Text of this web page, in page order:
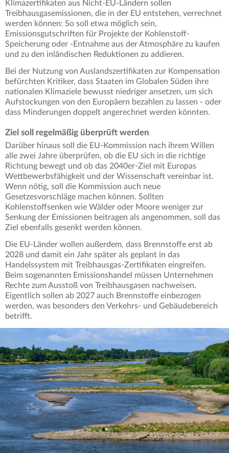
Klimazertifikaten aus Nicht-EU-Ländern sollen
Treibhausgasemissionen, die in der EU entstehen, verrechnet
werden können: So soll etwa möglich sein,
Emissionsgutschriften für Projekte der Kohlenstoff-
Speicherung oder -Entnahme aus der Atmosphäre zu kaufen
und zu den inländischen Reduktionen zu addieren.
Bei der Nutzung von Auslandszertifikaten zur Kompensation
befürchten Kritiker, dass Staaten im Globalen Süden ihre
nationalen Klimaziele bewusst niedriger ansetzen, um sich
Aufstockungen von den Europäern bezahlen zu lassen - oder
dass Minderungen doppelt angerechnet werden könnten.
Ziel soll regelmäßig überprüft werden
Darüber hinaus soll die EU-Kommission nach ihrem Willen
alle zwei Jahre überprüfen, ob die EU sich in die richtige
Richtung bewegt und ob das 2040er-Ziel mit Europas
Wettbewerbsfähigkeit und der Wissenschaft vereinbar ist.
Wenn nötig, soll die Kommission auch neue
Gesetzesvorschläge machen können. Sollten
Kohlenstoffsenken wie Wälder oder Moore weniger zur
Senkung der Emissionen beitragen als angenommen, soll das
Ziel ebenfalls gesenkt werden können.
Die EU-Länder wollen außerdem, dass Brennstoffe erst ab
2028 und damit ein Jahr später als geplant in das
Handelssystem mit Treibhausgas-Zertifikaten eingreifen.
Beim sogenannten Emissionshandel müssen Unternehmen
Rechte zum Ausstoß von Treibhausgasen nachweisen.
Eigentlich sollen ab 2027 auch Brennstoffe einbezogen
werden, was besonders den Verkehrs- und Gebäudebereich
betrifft.